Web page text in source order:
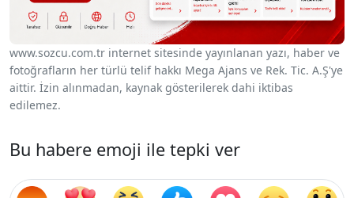
www.sozcu.com.tr internet sitesinde yayınlanan yazı, haber ve
fotoğrafların her türlü telif hakkı Mega Ajans ve Rek. Tic. A.Ş'ye
aittir. İzin alınmadan, kaynak gösterilerek dahi iktibas
edilemez.
Bu habere emoji ile tepki ver